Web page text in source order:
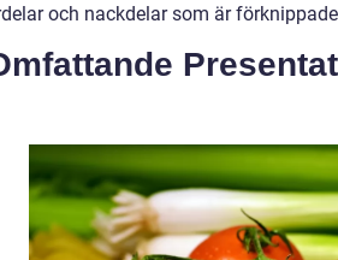
och nackdelar som är